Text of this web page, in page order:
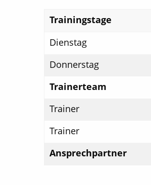
Trainingstage
Dienstag
Donnerstag
Trainerteam
Trainer
Trainer
Ansprechpartner